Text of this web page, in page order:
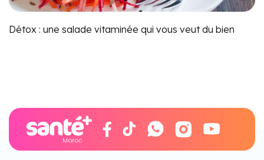
Détox : une salade vitaminée qui vous veut du bien